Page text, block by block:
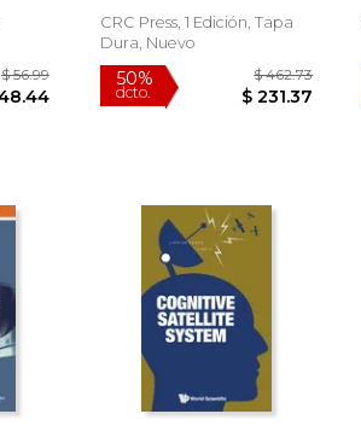
CRC Press, 1 Edición, Tapa
Dura, Nuevo
50%
dcto.